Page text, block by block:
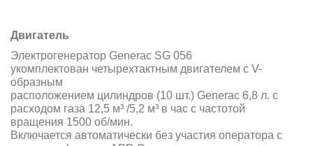
Двигатель
Электрогенератор Generac SG 056
укомплектован четырехтактным двигателем с V-
образным
расположением цилиндров (10 шт.) Generac 6,8 л. с
расходом газа 12,5 м³ /5,2 м³ в час с частотой
вращения 1500 об/мин.
Включается автоматически без участия оператора с